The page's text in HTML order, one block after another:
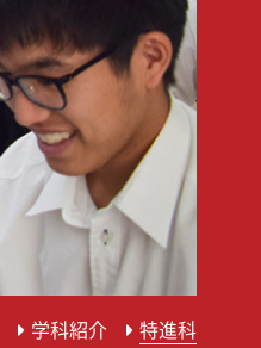
学科紹介 特進科